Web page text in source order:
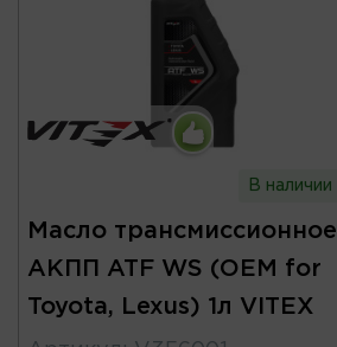
В наличии
Масло трансмиссионное
АКПП ATF WS (OEM for
Toyota, Lexus) 1л VITEX